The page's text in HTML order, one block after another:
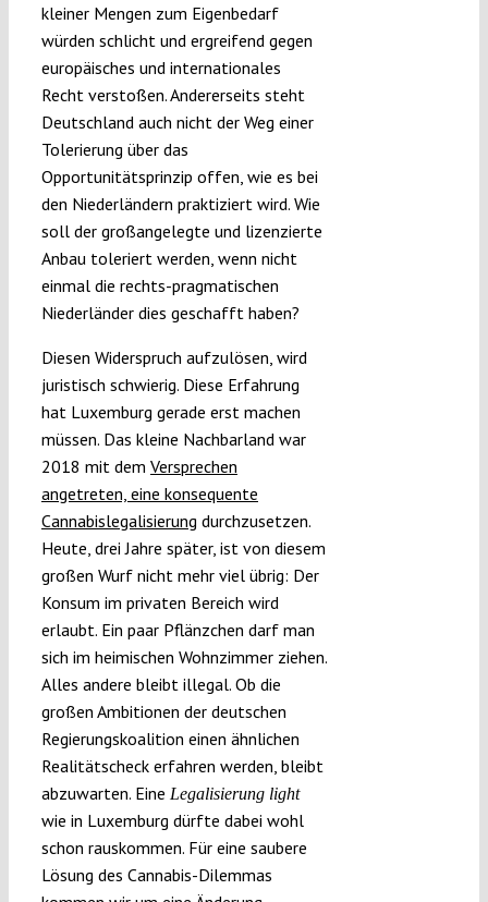
kleiner Mengen zum Eigenbedarf
würden schlicht und ergreifend gegen
europäisches und internationales
Recht verstoßen. Andererseits steht
Deutschland auch nicht der Weg einer
Tolerierung über das
Opportunitätsprinzip offen, wie es bei
den Niederländern praktiziert wird. Wie
soll der großangelegte und lizenzierte
Anbau toleriert werden, wenn nicht
einmal die rechts-pragmatischen
Niederländer dies geschafft haben?
Diesen Widerspruch aufzulösen, wird
juristisch schwierig. Diese Erfahrung
hat Luxemburg gerade erst machen
müssen. Das kleine Nachbarland war
2018 mit dem Versprechen
angetreten, eine konsequente
Cannabislegalisierung durchzusetzen.
Heute, drei Jahre später, ist von diesem
großen Wurf nicht mehr viel übrig: Der
Konsum im privaten Bereich wird
erlaubt. Ein paar Pflänzchen darf man
sich im heimischen Wohnzimmer ziehen.
Alles andere bleibt illegal. Ob die
großen Ambitionen der deutschen
Regierungskoalition einen ähnlichen
Realitätscheck erfahren werden, bleibt
abzuwarten. Eine Legalisierung light
wie in Luxemburg dürfte dabei wohl
schon rauskommen. Für eine saubere
Lösung des Cannabis-Dilemmas